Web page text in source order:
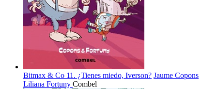
Bitmax & Co 11. ¿Tienes miedo, Iverson? Jaume Copons
Liliana Fortuny Combel